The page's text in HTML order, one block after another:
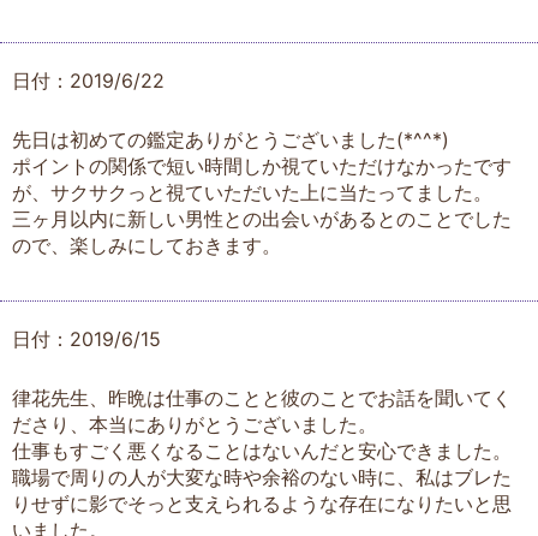
日付：2019/6/22
先日は初めての鑑定ありがとうございました(*^^*)
ポイントの関係で短い時間しか視ていただけなかったです
が、サクサクっと視ていただいた上に当たってました。
三ヶ月以内に新しい男性との出会いがあるとのことでした
ので、楽しみにしておきます。
日付：2019/6/15
律花先生、昨晩は仕事のことと彼のことでお話を聞いてく
ださり、本当にありがとうございました。
仕事もすごく悪くなることはないんだと安心できました。
職場で周りの人が大変な時や余裕のない時に、私はブレた
りせずに影でそっと支えられるような存在になりたいと思
いました。